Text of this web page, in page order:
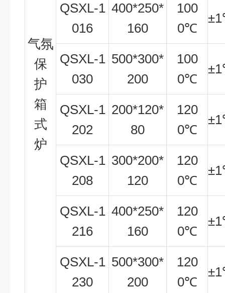
气氛
保
护
箱
式
炉
QSXL-1
016
400*250*
160
100
0℃
±1
QSXL-1
030
500*300*
200
100
0℃
±1
QSXL-1
202
200*120*
80
120
0℃
±1
QSXL-1
208
300*200*
120
120
0℃
±1
QSXL-1
216
400*250*
160
120
0℃
±1
QSXL-1
230
500*300*
200
120
0℃
±1